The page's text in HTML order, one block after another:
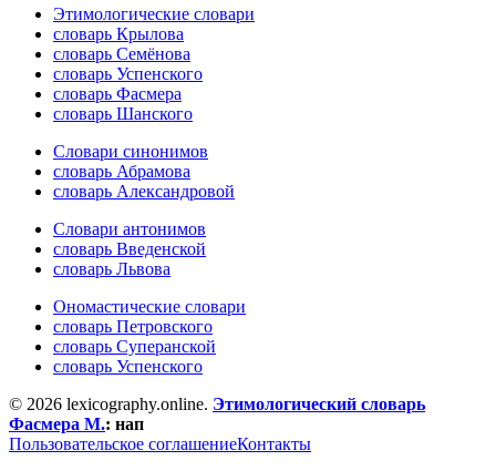
Этимологические словари
словарь Крылова
словарь Семёнова
словарь Успенского
словарь Фасмера
словарь Шанского
Словари синонимов
словарь Абрамова
словарь Александровой
Словари антонимов
словарь Введенской
словарь Львова
Ономастические словари
словарь Петровского
словарь Суперанской
словарь Успенского
© 2026 lexicography.online. Этимологический словарь
Фасмера М.: нап
Пользовательское соглашениеКонтакты